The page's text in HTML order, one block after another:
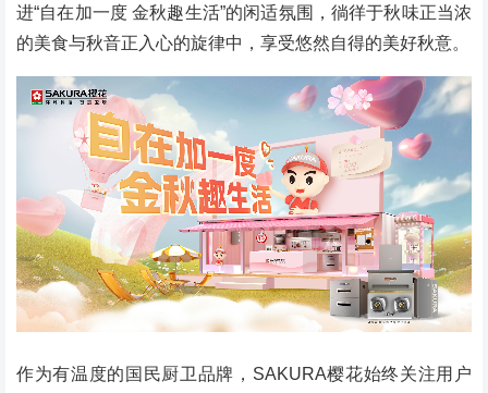
进“自在加一度 金秋趣生活”的闲适氛围，徜徉于秋味正当浓
的美食与秋音正入心的旋律中，享受悠然自得的美好秋意。
作为有温度的国民厨卫品牌，SAKURA樱花始终关注用户